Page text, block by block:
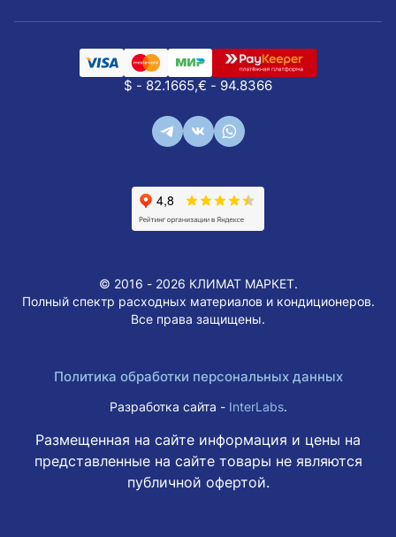
$ - 82.1665,€ - 94.8366
© 2016 - 2026 КЛИМАТ МАРКЕТ.
Полный спектр расходных материалов и кондиционеров.
Все права защищены.
Политика обработки персональных данных
Разработка сайта - InterLabs.
Размещенная на сайте информация и цены на
представленные на сайте товары не являются
публичной офертой.